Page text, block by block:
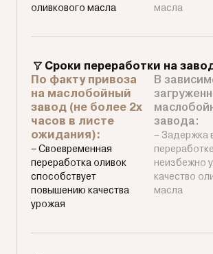
оливкового масла
масла
Сроки переработки на
По факту привоза
на маслобойный
завод (не более 2х
часов в листе
ожидания):
– Своевременная
переработка оливок
способствует
повышению качества
урожая
В
завода:
– Задержка
неизбежно
качество
масла